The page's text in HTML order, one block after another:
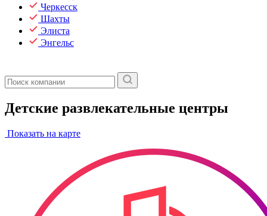
Черкесск
Шахты
Элиста
Энгельс
Детские развлекательные центры
Показать на карте